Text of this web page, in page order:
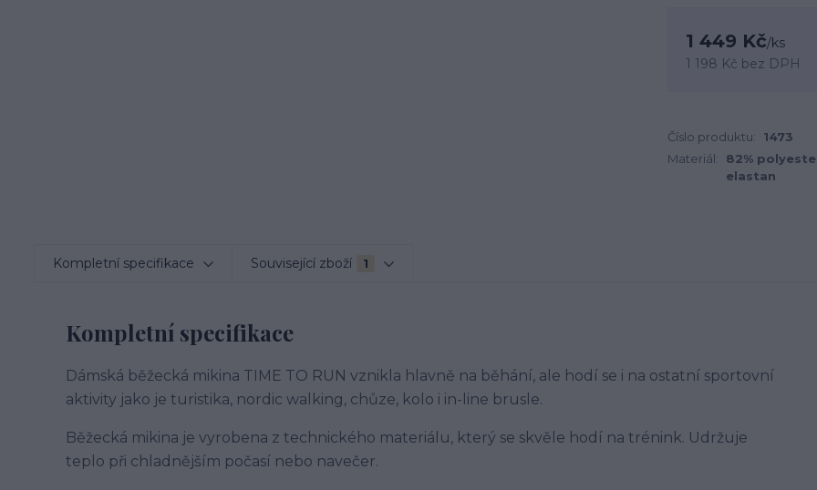
1 449 Kč/ks
1 198 Kč bez DPH
Číslo produktu: 1473
Materiál:
82%
elastan
Kompletní specifikace Související zboží 1
Kompletní specifikace
Dámská běžecká mikina TIME TO RUN vznikla hlavně na běhání, ale hodí se i na ostatní sportovní
aktivity jako je turistika, nordic walking, chůze, kolo i in-line brusle.
Běžecká mikina je vyrobena z technického materiálu, který se skvěle hodí na trénink. Udržuje
teplo při chladnějším počasí nebo navečer.